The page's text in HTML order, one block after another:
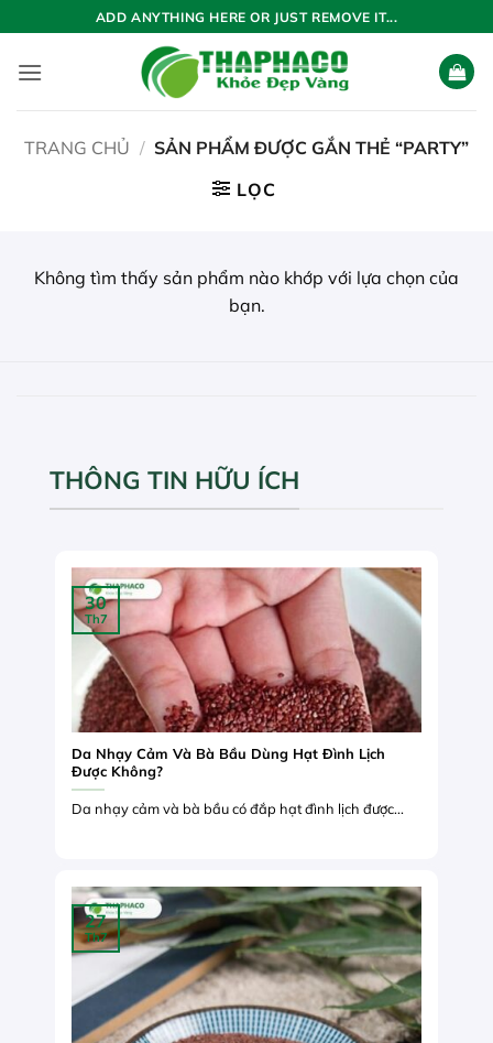
qua
nội
ADD ANYTHING HERE OR JUST REMOVE IT...
TRANG CHỦ / SẢN PHẨM ĐƯỢC GẮN THẺ “PARTY”
LỌC
Không tìm thấy sản phẩm nào khớp với lựa chọn của
bạn.
THÔNG TIN HỮU ÍCH
Da Nhạy Cảm Và Bà Bầu Dùng Hạt Đình Lịch
Được Không?
Da nhạy cảm và bà bầu có đắp hạt đình lịch được...
30
Th7
27
Th7